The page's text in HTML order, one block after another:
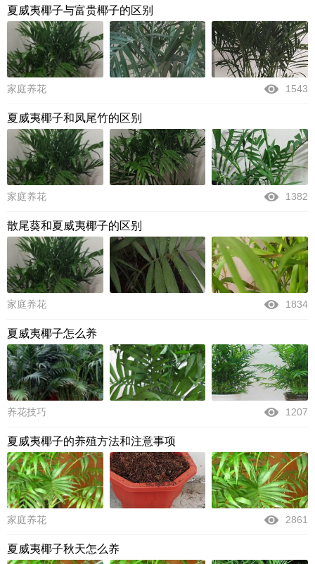
夏威夷椰子与富贵椰子的区别
家庭养花 1543
夏威夷椰子和凤尾竹的区别
家庭养花 1382
散尾葵和夏威夷椰子的区别
家庭养花 1834
夏威夷椰子怎么养
养花技巧 1207
夏威夷椰子的养殖方法和注意事项
家庭养花 2861
夏威夷椰子秋天怎么养